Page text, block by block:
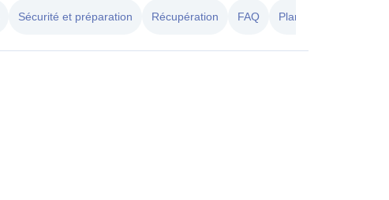
Sécurité et préparation Récupération FAQ Planification